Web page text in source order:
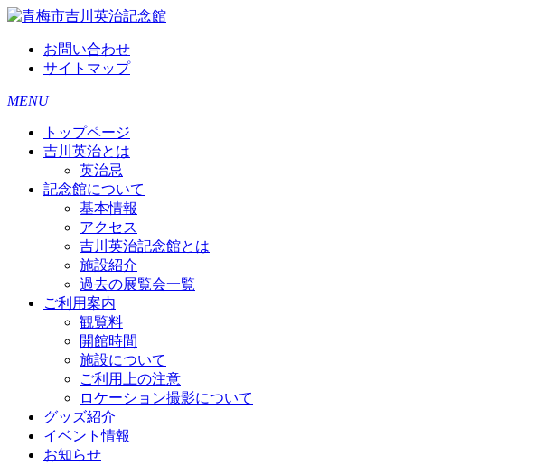
お問い合わせ
サイトマップ
MENU
トップページ
吉川英治とは
英治忌
記念館について
基本情報
アクセス
吉川英治記念館とは
施設紹介
過去の展覧会一覧
ご利用案内
観覧料
開館時間
施設について
ご利用上の注意
ロケーション撮影について
グッズ紹介
イベント情報
お知らせ